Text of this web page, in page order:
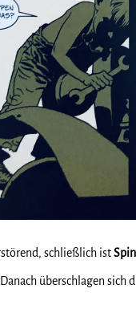
schließlich ist
überschlagen sich